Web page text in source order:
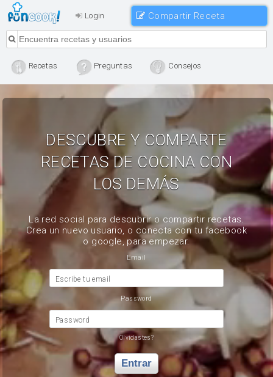
Login
Recetas Preguntas Consejos
DESCUBRE Y COMPARTE
RECETAS DE COCINA CON
LOS DEMÁS
La red social para descubrir o compartir recetas.
Crea un nuevo usuario, o conecta con tu facebook
o google, para empezar.
Email
Escribe tu email
Password
Password
Olvidastes?
Entrar
Compartir Receta